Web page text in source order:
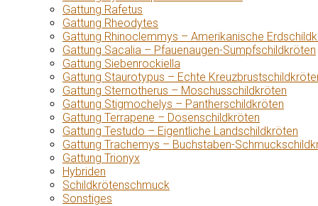
Gattung Rafetus
Gattung Rheodytes
Gattung Rhinoclemmys – Amerikanische
Gattung Sacalia – Pfauenaugen-Sumpfschildkröten
Gattung Siebenrockiella
Gattung Staurotypus – Echte
Gattung Sternotherus – Moschusschildkröten
Gattung Stigmochelys – Pantherschildkröten
Gattung Terrapene – Dosenschildkröten
Gattung Testudo – Eigentliche Landschildkröten
Gattung Trachemys – Buchstaben-
Gattung Trionyx
Hybriden
Schildkrötenschmuck
Sonstiges